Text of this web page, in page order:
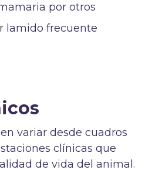
por otros
lamido frecuente
variar desde cuadros
clínicas que
de vida del animal.